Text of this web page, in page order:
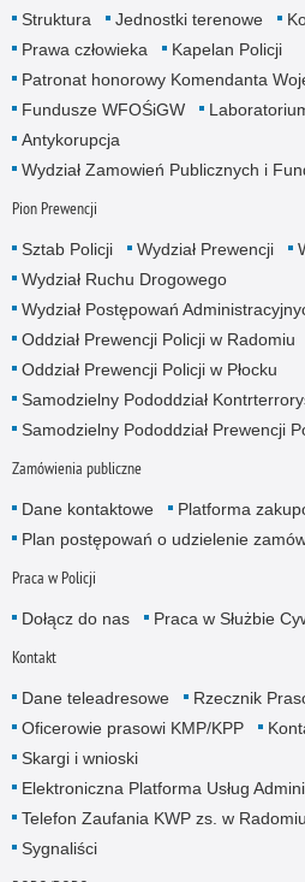
Struktura
Jednostki terenowe
Prawa człowieka
Kapelan Policji
Patronat honorowy Komendanta
Fundusze WFOŚiGW
Antykorupcja
Wydział Zamowień Publicznych i
Pion Prewencji
Sztab Policji Wydział Prewencji
Wydział Ruchu Drogowego
Wydział Postępowań
Oddział Prewencji Policji w Radomiu
Oddział Prewencji Policji w Płocku
Samodzielny Pododdział
Samodzielny Pododdział Prewencji
Zamówienia publiczne
Dane kontaktowe
Platforma
Plan postępowań o udzielenie
Praca w Policji
Dołącz do nas Praca w Służbie
Kontakt
Dane teleadresowe
Rzecznik
Oficerowie prasowi KMP/KPP
Skargi i wnioski
Elektroniczna Platforma Usług
Telefon Zaufania KWP zs. w Radomiu
Sygnaliści